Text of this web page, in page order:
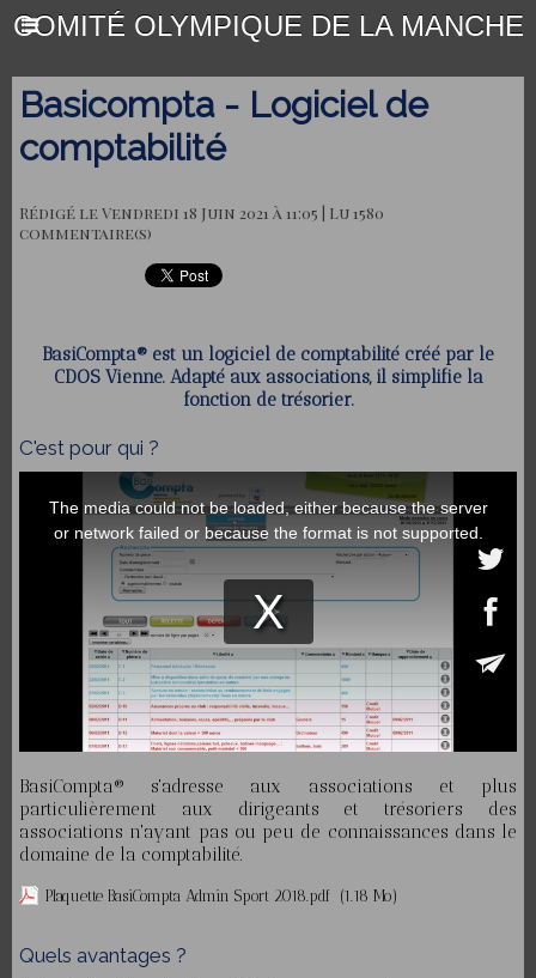
COMITÉ OLYMPIQUE DE LA MANCHE
Basicompta - Logiciel de
comptabilité
Rédigé le Vendredi 18 Juin 2021 à 11:05 | Lu 1580
commentaire(s)
BasiCompta® est un logiciel de comptabilité créé par le
CDOS Vienne. Adapté aux associations, il simplifie la
fonction de trésorier.
C'est pour qui ?
BasiCompta® s'adresse aux associations et plus
particulièrement aux dirigeants et trésoriers des
associations n'ayant pas ou peu de connaissances dans le
domaine de la comptabilité.
Plaquette BasiCompta Admin Sport 2018.pdf (1.18 Mo)
Quels avantages ?